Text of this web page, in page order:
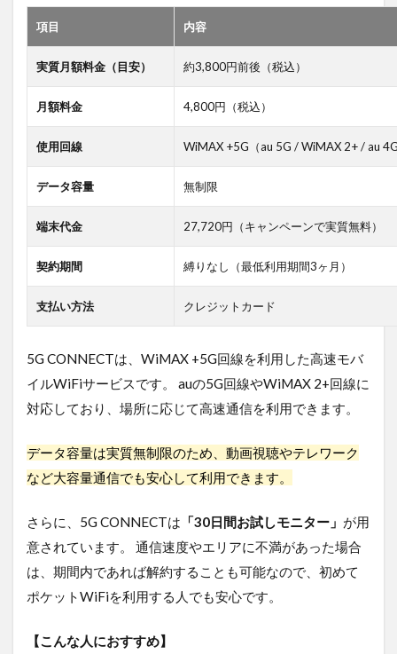
項目 内容
実質月額料金（目安） 約3,800円前後（税込）
月額料金 4,800円（税込）
使用回線 WiMAX +5G（au 5G / WiMAX 2+ / au
データ容量 無制限
端末代金 27,720円（キャンペーンで実質無料）
契約期間 縛りなし（最低利用期間3ヶ月）
支払い方法 クレジットカード
5G CONNECTは、WiMAX +5G回線を利用した高速モバ
イルWiFiサービスです。 auの5G回線やWiMAX 2+回線に
対応しており、場所に応じて高速通信を利用できます。
データ容量は実質無制限のため、動画視聴やテレワーク
など大容量通信でも安心して利用できます。
さらに、5G CONNECTは 「30日間お試しモニター」 が用
意されています。 通信速度やエリアに不満があった場合
は、期間内であれば解約することも可能なので、初めて
ポケットWiFiを利用する人でも安心です。
【こんな人におすすめ】